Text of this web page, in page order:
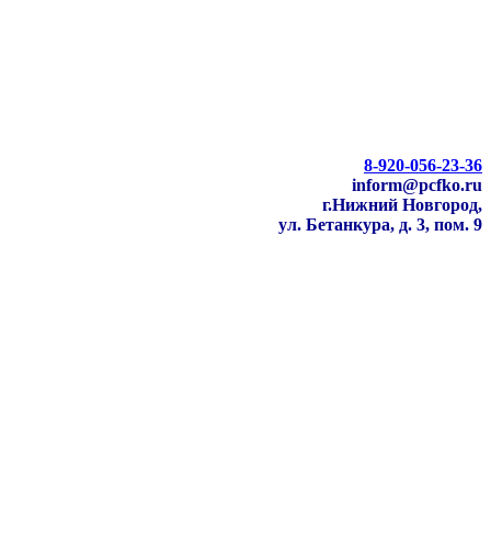
8-920-056-23-36
inform@pcfko.ru
г.Нижний Новгород,
ул. Бетанкура, д. 3, пом. 9